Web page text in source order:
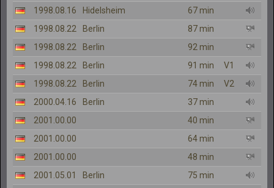
1998.08.16
Hidelsheim
67 min
1998.08.22
Berlin
87 min
1998.08.22
Berlin
92 min
1998.08.22
Berlin 91 min
V1
1998.08.22
Berlin 74 min
V2
2000.04.16
Berlin
37 min
2001.00.00
40 min
2001.00.00
64 min
2001.00.00
48 min
2001.05.01
Berlin
75 min